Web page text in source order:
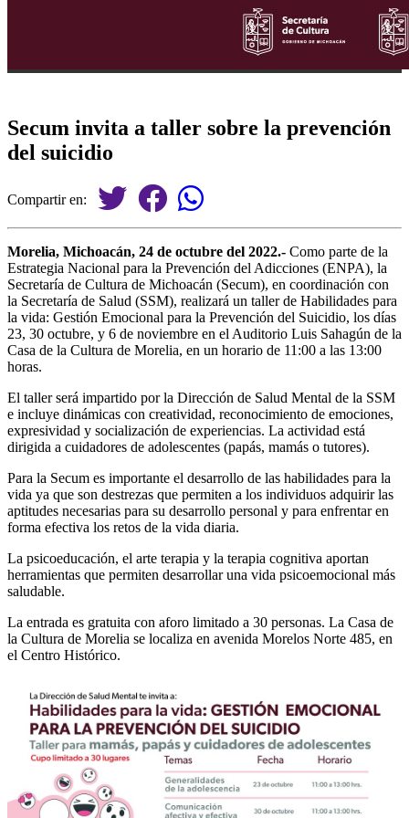
Secum invita a taller sobre la prevención
del suicidio
Compartir en:
Morelia, Michoacán, 24 de octubre del 2022.- Como parte de la
Estrategia Nacional para la Prevención del Adicciones (ENPA), la
Secretaría de Cultura de Michoacán (Secum), en coordinación con
la Secretaría de Salud (SSM), realizará un taller de Habilidades para
la vida: Gestión Emocional para la Prevención del Suicidio, los días
23, 30 octubre, y 6 de noviembre en el Auditorio Luis Sahagún de la
Casa de la Cultura de Morelia, en un horario de 11:00 a las 13:00
horas.
El taller será impartido por la Dirección de Salud Mental de la SSM
e incluye dinámicas con creatividad, reconocimiento de emociones,
expresividad y socialización de experiencias. La actividad está
dirigida a cuidadores de adolescentes (papás, mamás o tutores).
Para la Secum es importante el desarrollo de las habilidades para la
vida ya que son destrezas que permiten a los individuos adquirir las
aptitudes necesarias para su desarrollo personal y para enfrentar en
forma efectiva los retos de la vida diaria.
La psicoeducación, el arte terapia y la terapia cognitiva aportan
herramientas que permiten desarrollar una vida psicoemocional más
saludable.
La entrada es gratuita con aforo limitado a 30 personas. La Casa de
la Cultura de Morelia se localiza en avenida Morelos Norte 485, en
el Centro Histórico.